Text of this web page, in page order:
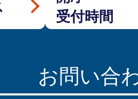
受付時間
お問い合